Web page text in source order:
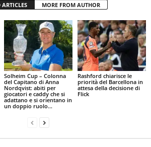
ARTICLES MORE FROM AUTHOR
Solheim Cup – Colonna
del Capitano di Anna
Nordqvist: abiti per
giocatori e caddy che si
adattano e si orientano in
un doppio ruolo...
Rashford chiarisce le
priorità del Barcellona in
attesa della decisione di
Flick